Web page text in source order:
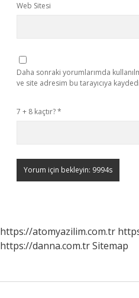
Web Sitesi
Daha sonraki yorumlarımda
ve site adresim bu tarayıcıya
7 + 8 kaçtır?*
https://atomyazilim.com.tr
https://danna.com.trSitemap